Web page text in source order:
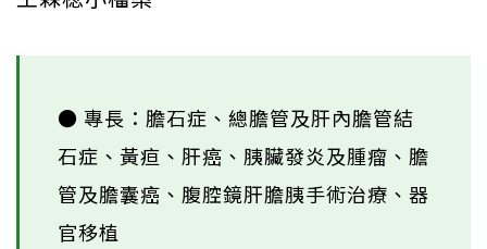
● 專長：膽石症、總膽管及肝內膽管結
石症、黃疸、肝癌、胰臟發炎及腫瘤、膽
管及膽囊癌、腹腔鏡肝膽胰手術治療、器
官移植